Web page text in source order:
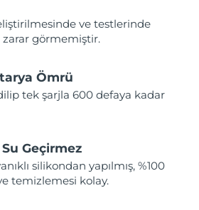
ve testlerinde
görmemiştir.
Ömrü
tek şarjla 600 defaya kadar
Geçirmez
silikondan yapılmış, %100
temizlemesi kolay.